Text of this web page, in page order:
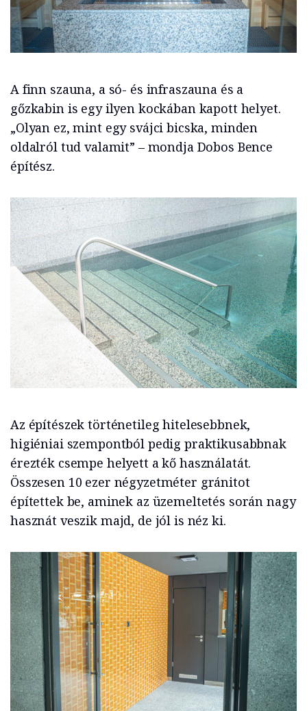
A finn szauna, a só- és infraszauna és a
gőzkabin is egy ilyen kockában kapott helyet.
„Olyan ez, mint egy svájci bicska, minden
oldalról tud valamit” – mondja Dobos Bence
építész.
Az építészek történetileg hitelesebbnek,
higiéniai szempontból pedig praktikusabbnak
érezték csempe helyett a kő használatát.
Összesen 10 ezer négyzetméter gránitot
építettek be, aminek az üzemeltetés során nagy
hasznát veszik majd, de jól is néz ki.